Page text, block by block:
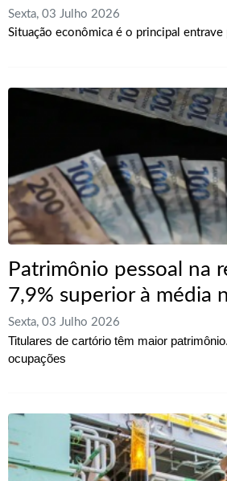
Sexta, 03 Julho 2026
Situação econômica é o principal entrave
Patrimônio pessoal na
7,9% superior à média
Sexta, 03 Julho 2026
Titulares de cartório têm maior
ocupações